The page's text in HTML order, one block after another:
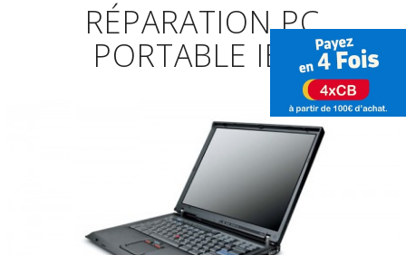
RÉPARATION PC
PORTABLE IBM